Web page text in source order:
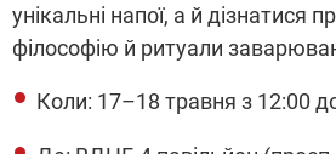
унікальні напої, а й дізнатися
філософію й ритуали
Коли: 17–18 травня з 12:00